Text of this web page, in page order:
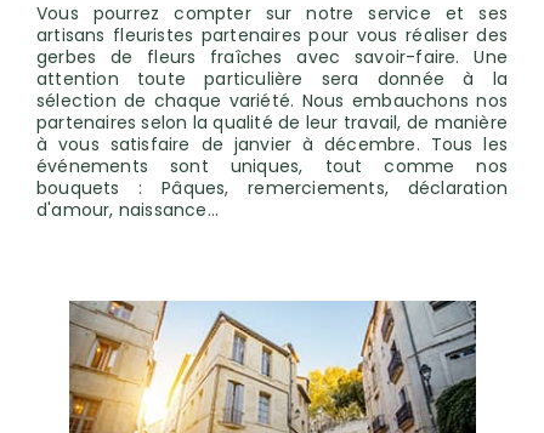
Vous pourrez compter sur notre service et ses
artisans fleuristes partenaires pour vous réaliser des
gerbes de fleurs fraîches avec savoir-faire. Une
attention toute particulière sera donnée à la
sélection de chaque variété. Nous embauchons nos
partenaires selon la qualité de leur travail, de manière
à vous satisfaire de janvier à décembre. Tous les
événements sont uniques, tout comme nos
bouquets : Pâques, remerciements, déclaration
d'amour, naissance…